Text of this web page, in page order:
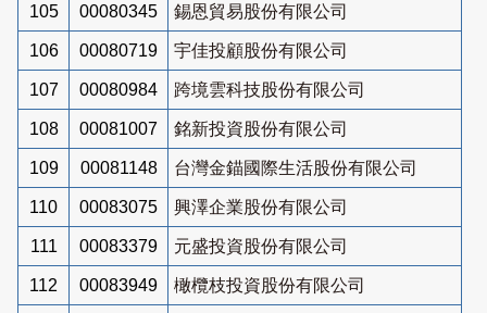
105 00080345 錫恩貿易股份有限公司
106 00080719 宇佳投顧股份有限公司
107 00080984 跨境雲科技股份有限公司
108 00081007 銘新投資股份有限公司
109 00081148 台灣金錨國際生活股份有限公司
110 00083075 興澤企業股份有限公司
111 00083379 元盛投資股份有限公司
112 00083949 橄欖枝投資股份有限公司